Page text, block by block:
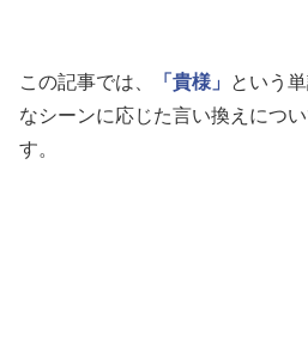
この記事では、 「貴様」
という
なシーンに応じた言い換えにつ
す。